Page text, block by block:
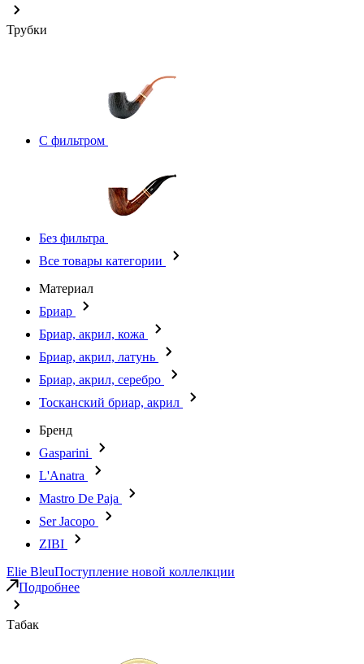
Трубки
С фильтром
Без фильтра
Все товары категории
Материал
Бриар
Бриар, акрил, кожа
Бриар, акрил, латунь
Бриар, акрил, серебро
Тосканский бриар, акрил
Бренд
Gasparini
L'Anatra
Mastro De Paja
Ser Jacopo
ZIBI
Elie BleuПоступление новой коллелкции
Подробнее
Табак